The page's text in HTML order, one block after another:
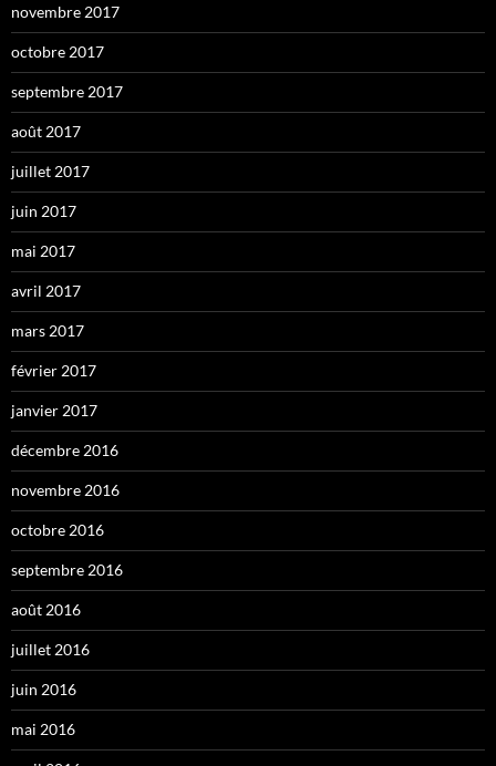
novembre 2017
octobre 2017
septembre 2017
août 2017
juillet 2017
juin 2017
mai 2017
avril 2017
mars 2017
février 2017
janvier 2017
décembre 2016
novembre 2016
octobre 2016
septembre 2016
août 2016
juillet 2016
juin 2016
mai 2016